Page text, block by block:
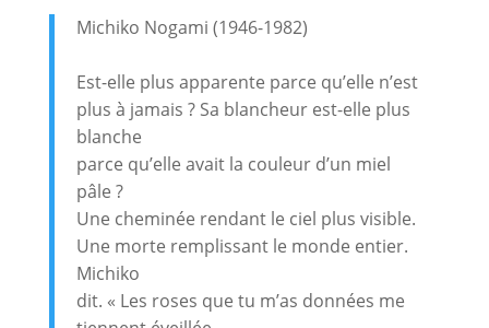
Michiko Nogami (1946-1982)
Est-elle plus apparente parce qu’elle n’est
plus à jamais ? Sa blancheur est-elle plus
blanche
parce qu’elle avait la couleur d’un miel
pâle ?
Une cheminée rendant le ciel plus visible.
Une morte remplissant le monde entier.
Michiko
dit. « Les roses que tu m’as données me